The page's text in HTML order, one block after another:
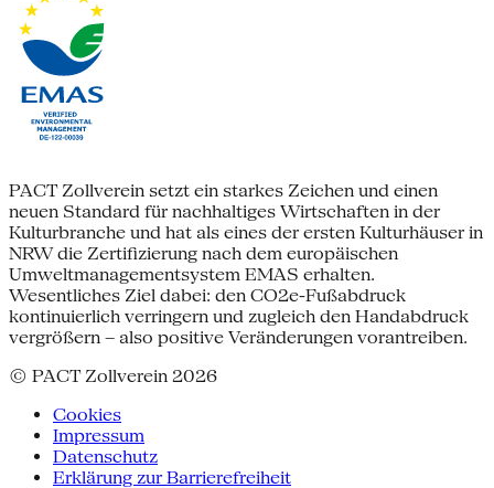
PACT Zollverein setzt ein starkes Zeichen und einen
neuen Standard für nachhaltiges Wirtschaften in der
Kulturbranche und hat als eines der ersten Kulturhäuser in
NRW die Zertifizierung nach dem europäischen
Umweltmanagementsystem EMAS erhalten.
Wesentliches Ziel dabei: den CO2e-Fußabdruck
kontinuierlich verringern und zugleich den Handabdruck
vergrößern – also positive Veränderungen vorantreiben.
© PACT Zollverein 2026
Cookies
Impressum
Datenschutz
Erklärung zur Barrierefreiheit